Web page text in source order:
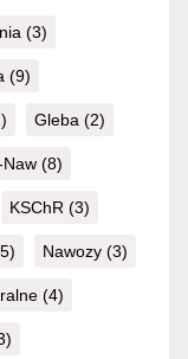
(3)
(9)
Gleba (2)
(8)
KSChR (3)
Nawozy (3)
(4)